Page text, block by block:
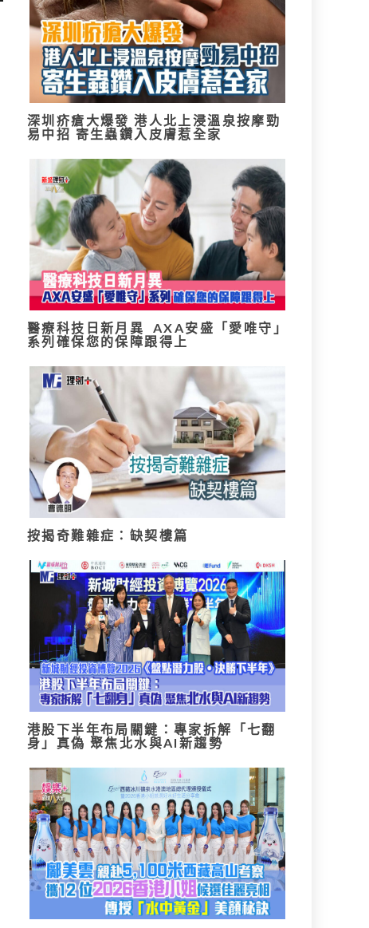
深圳疥瘡大爆發 港人北上浸溫泉按摩勁
易中招 寄生蟲鑽入皮膚惹全家
醫療科技日新月異 AXA安盛「愛唯守」
系列確保您的保障跟得上
按揭奇難雜症：缺契樓篇
港股下半年布局關鍵：專家拆解「七翻
身」真偽 聚焦北水與AI新趨勢